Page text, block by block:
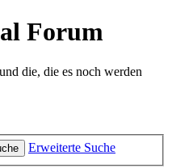
Forum
die, die es noch werden
Erweiterte Suche